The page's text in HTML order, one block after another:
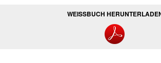
WEISSBUCH